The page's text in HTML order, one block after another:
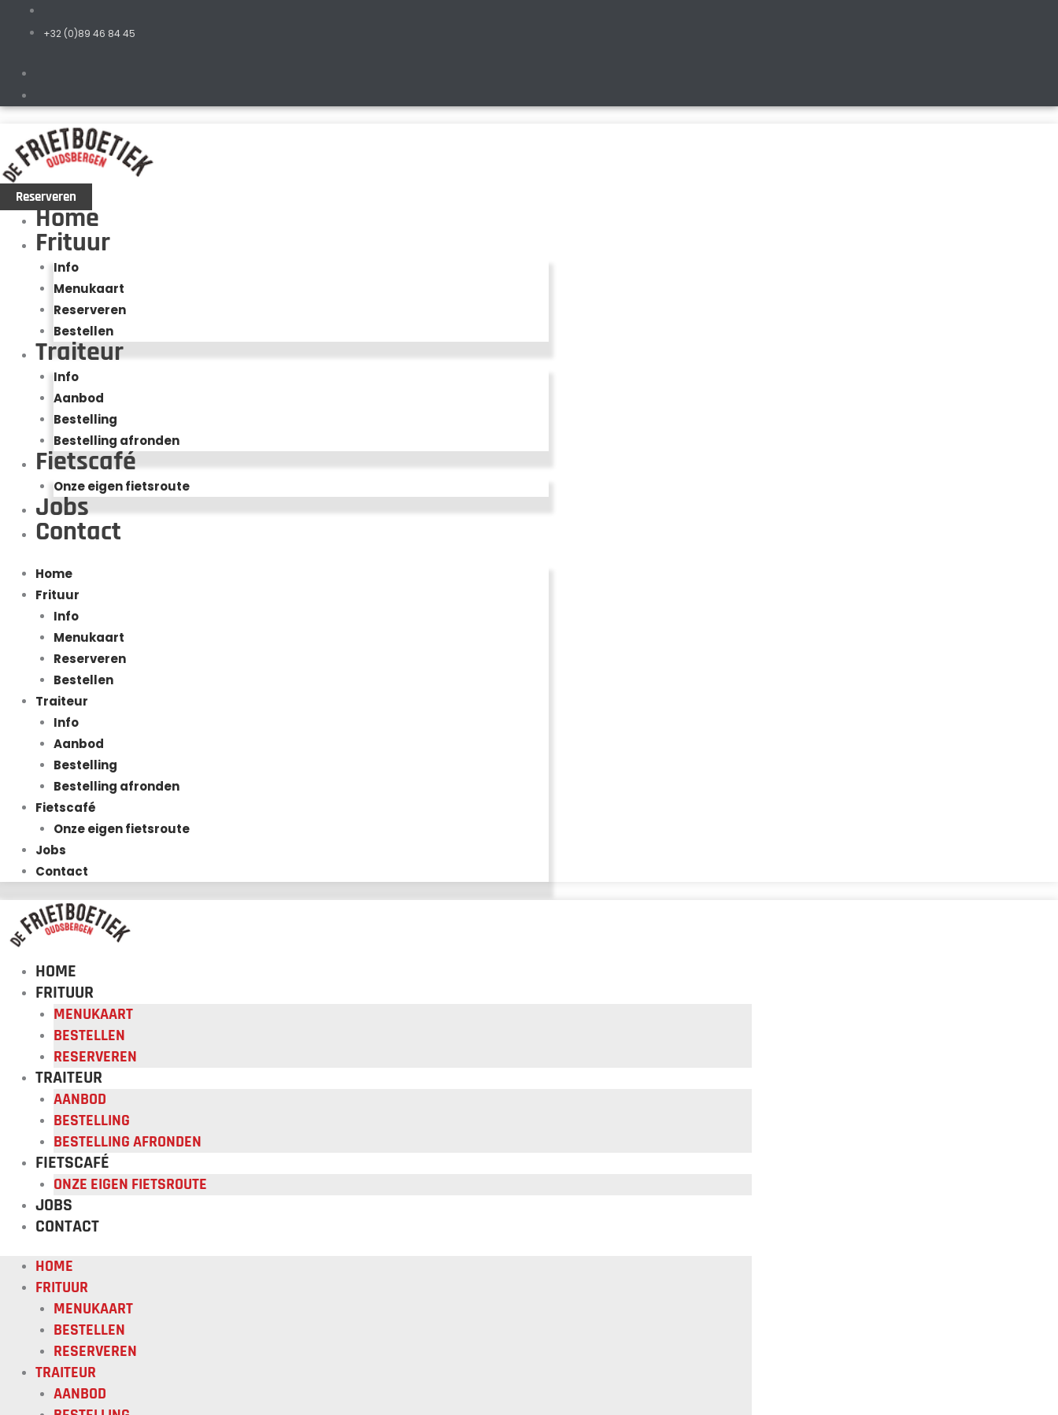
+32 (0)89 46 84 45
Reserveren
Home
Frituur
Info
Menukaart
Reserveren
Bestellen
Traiteur
Info
Aanbod
Bestelling
Bestelling afronden
Fietscafé
Onze eigen fietsroute
Jobs
Contact
Home
Frituur
Info
Menukaart
Reserveren
Bestellen
Traiteur
Info
Aanbod
Bestelling
Bestelling afronden
Fietscafé
Onze eigen fietsroute
Jobs
Contact
HOME
FRITUUR
MENUKAART
BESTELLEN
RESERVEREN
TRAITEUR
AANBOD
BESTELLING
BESTELLING AFRONDEN
FIETSCAFÉ
ONZE EIGEN FIETSROUTE
JOBS
CONTACT
HOME
FRITUUR
MENUKAART
BESTELLEN
RESERVEREN
TRAITEUR
AANBOD